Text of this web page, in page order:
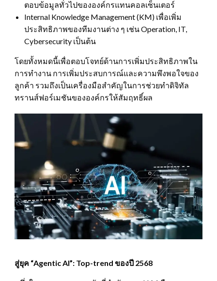
ตอบข้อมูลทั่วไปขององค์กรแทนคอลเซ็นเตอร์
Internal Knowledge Management (KM) เพื่อเพิ่ม
ประสิทธิภาพของทีมงานต่าง ๆ เช่น Operation, IT,
Cybersecurity เป็นต้น
โดยทั้งหมดนี้เพื่อตอบโจทย์ด้านการเพิ่มประสิทธิภาพใน
การทำงาน การเพิ่มประสบการณ์และความพึงพอใจของ
ลูกค้า รวมถึงเป็นเครื่องมือสำคัญในการช่วยทำดิจิทัล
ทรานส์ฟอร์เมชันขององค์กรให้สัมฤทธิ์ผล
สู่ยุค “Agentic AI”: Top-trend ของปี 2568